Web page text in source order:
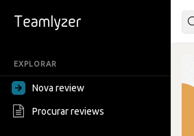
EXPLORAR
Nova review
Procurar reviews